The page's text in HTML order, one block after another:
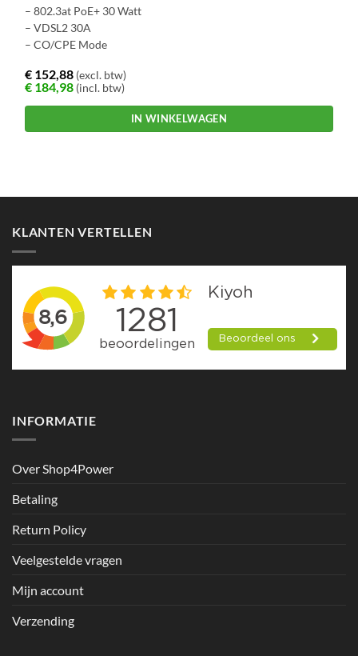
– 802.3at PoE+ 30 Watt
– VDSL2 30A
– CO/CPE Mode
€ 152,88 (excl. btw)
€ 184,98 (incl. btw)
IN WINKELWAGEN
KLANTEN VERTELLEN
INFORMATIE
Over Shop4Power
Betaling
Return Policy
Veelgestelde vragen
Mijn account
Verzending